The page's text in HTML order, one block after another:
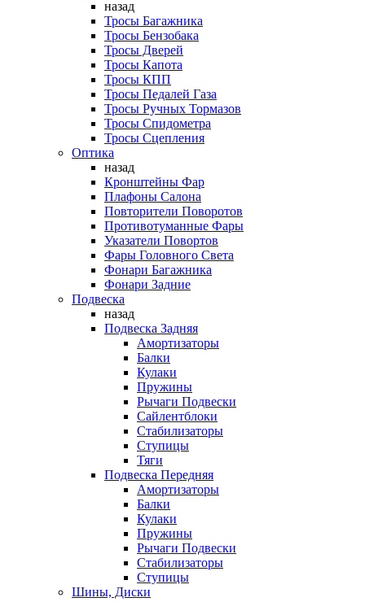
назад
Тросы Багажника
Тросы Бензобака
Тросы Дверей
Тросы Капота
Тросы КПП
Тросы Педалей Газа
Тросы Ручных Тормазов
Тросы Спидометра
Тросы Сцепления
Оптика
назад
Кронштейны Фар
Плафоны Салона
Повторители Поворотов
Противотуманные Фары
Указатели Повортов
Фары Головного Света
Фонари Багажника
Фонари Задние
Подвеска
назад
Подвеска Задняя
Амортизаторы
Балки
Кулаки
Пружины
Рычаги Подвески
Сайлентблоки
Стабилизаторы
Ступицы
Тяги
Подвеска Передняя
Амортизаторы
Балки
Кулаки
Пружины
Рычаги Подвески
Стабилизаторы
Ступицы
Шины, Диски